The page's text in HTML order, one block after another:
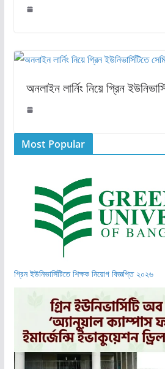
অনলাইন লার্নিং নিয়ে গ্রিন
Most Popular
গ্রিন ইউনিভার্সিটিতে শিক্ষক নিয়োগ বিজ্ঞপ্তি ২০২৬